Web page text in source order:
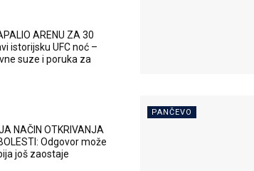
PANČEVO
ARENU ZA 30
istorijsku UFC noć –
suze i poruka za
NAČIN OTKRIVANJA
Odgovor može
još zaostaje